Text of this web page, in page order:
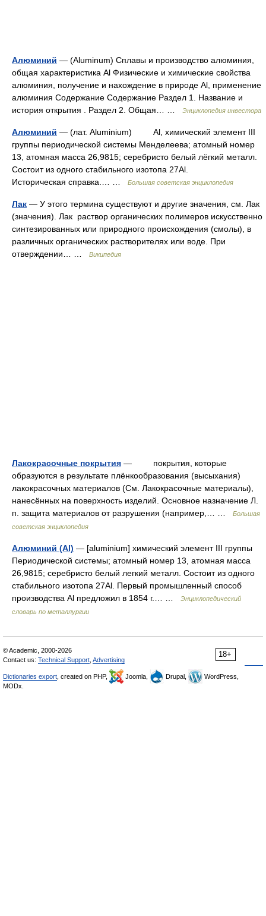
Алюминий — (Aluminum) Сплавы и производство алюминия,
общая характеристика Al Физические и химические свойства
алюминия, получение и нахождение в природе Al, применение
алюминия Содержание Содержание Раздел 1. Название и
история открытия . Раздел 2. Общая… …
Энциклопедия инвестора
Алюминий — (лат. Aluminium) Al, химический элемент III
группы периодической системы Менделеева; атомный номер
13, атомная масса 26,9815; серебристо белый лёгкий металл.
Состоит из одного стабильного изотопа 27Al.
Историческая справка.… …
Большая советская энциклопедия
Лак — У этого термина существуют и другие значения, см. Лак
(значения). Лак раствор органических полимеров искусственно
синтезированных или природного происхождения (смолы), в
различных органических растворителях или воде. При
отверждении… …
Википедия
Лакокрасочные покрытия — покрытия, которые
образуются в результате плёнкообразования (высыхания)
лакокрасочных материалов (См. Лакокрасочные материалы),
нанесённых на поверхность изделий. Основное назначение Л.
п. защита материалов от разрушения (например,… …
Большая
советская энциклопедия
Алюминий (Al) — [aluminium] химический элемент III группы
Периодической системы; атомный номер 13, атомная масса
26,9815; серебристо белый легкий металл. Состоит из одного
стабильного изотопа 27Al. Первый промышленный способ
производства Al предложил в 1854 г.… …
Энциклопедический
словарь по металлургии
18+
© Academic, 2000-2026
Contact us: Technical Support Advertising
Dictionaries export , created on PHP, Joomla, Drupal,
WordPress,
MODx.